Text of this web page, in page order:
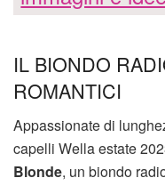
IL BIONDO
ROMANTICI
Appassionate di
capelli Wella estate
Blonde, un biondo